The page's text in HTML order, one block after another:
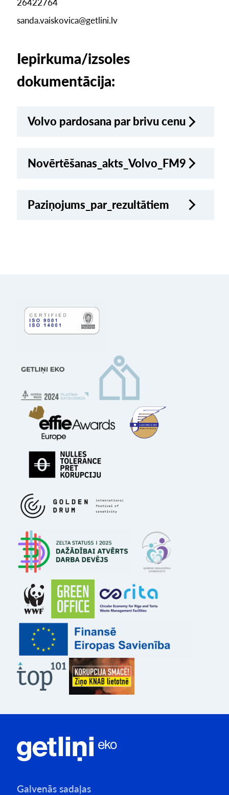
26422764
sanda.vaiskovica@getlini.lv
Iepirkuma/izsoles
dokumentācija:
Volvo pardosana par brivu cenu
Novērtēšanas_akts_Volvo_FM9
Paziņojums_par_rezultātiem
Galvenās sadaļas